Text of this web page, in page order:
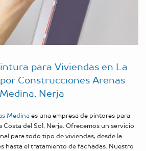
para Viviendas en La
Construcciones Arenas
Medina, Nerja
Medinaes una empresa de pintores para
Costa del Sol, Nerja. Ofrecemos un servicio
para todo tipo de viviendas, desde la
hasta el tratamiento de fachadas. Nuestro